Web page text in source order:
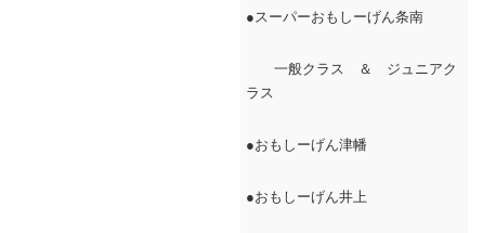
●スーパーおもしーげん条南
一般クラス ＆ ジュニアク
ラス
●おもしーげん津幡
●おもしーげん井上